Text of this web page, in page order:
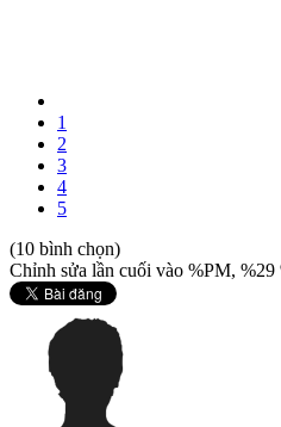
1
2
3
4
5
(10 bình chọn)
Chỉnh sửa lần cuối vào %PM,